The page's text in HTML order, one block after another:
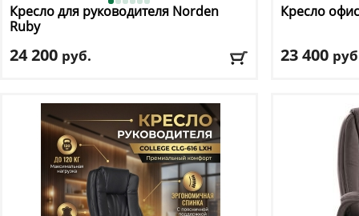
Кресло для руководителя Norden
Ruby
24 200 руб.
Механизм качания: мультиблок
Регулировка по высоте : есть
Материал обивки: сетка, ткань
Подлокотники: да
Доставка:БЕСПЛАТНО, 2-3 дня
Кресло
23 400
Регулировка
Материал